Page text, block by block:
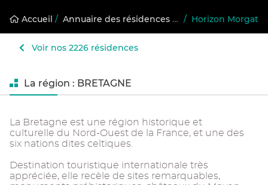
Accueil / Annuaire des résidences gérées / Horizon Morgat
Voir nos 2226 résidences
La région : BRETAGNE
La Bretagne est une région historique et
culturelle du Nord-Ouest de la France, et une des
six nations dites celtiques.
Destination touristique internationale très
appréciée, elle recèle de sites remarquables,